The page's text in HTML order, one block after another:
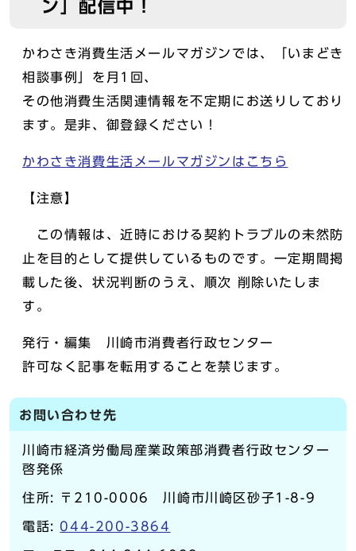
ン」配信中！
かわさき消費生活メールマガジンでは、「いまどき
相談事例」を月1回、
その他消費生活関連情報を不定期にお送りしており
ます。是非、御登録ください！
かわさき消費生活メールマガジンはこちら
【注意】
この情報は、近時における契約トラブルの未然防
止を目的として提供しているものです。一定期間掲
載した後、状況判断のうえ、順次 削除いたしま
す。
発行・編集 川崎市消費者行政センター
許可なく記事を転用することを禁じます。
お問い合わせ先
川崎市経済労働局産業政策部消費者行政センター
啓発係
住所: 〒210-0006 川崎市川崎区砂子1-8-9
電話: 044-200-3864